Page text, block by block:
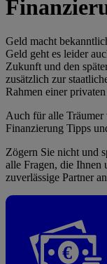
Geld macht
Geld geht es leider
Zukunft und den
zusätzlich zur
Rahmen einer
Auch für alle
Finanzierung Tipps
Zögern Sie nicht und
alle Fragen, die Ihnen
zuverlässige Partner
€